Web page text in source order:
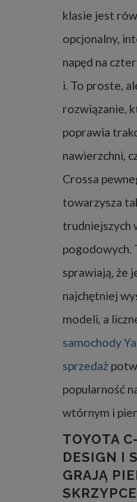
klasie jest
opcjonalny,
napęd na
i. To proste,
rozwiązanie,
poprawia
nawierzchni,
Crossa
towarzysza
trudniejszych
pogodowych.
sprawiają, że
najchętniej
modeli, a
samochody
sprzedaż
popularność
wtórnym i
TOYOTA
DESIGN I
GRAJĄ
SKRZYPCE